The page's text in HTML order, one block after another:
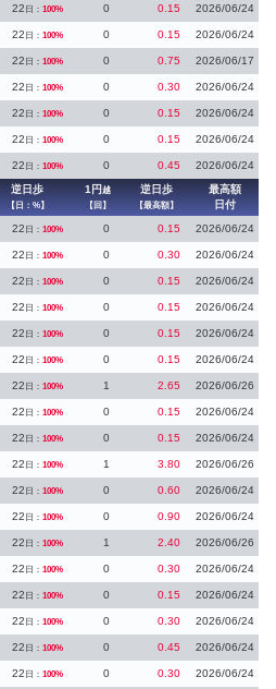
22 日： 100% 0 0.15 2026/06/24
22 日： 100% 0 0.15 2026/06/24
22 日： 100% 0 0.75 2026/06/17
22 日： 100% 0 0.30 2026/06/24
22 日： 100% 0 0.15 2026/06/24
22 日： 100% 0 0.15 2026/06/24
22 日： 100% 0 0.45 2026/06/24
逆日歩
【日：%】
1円 越
【回】
逆日歩
【最高額】
最高額
日付
22 日： 100% 0 0.15 2026/06/24
22 日： 100% 0 0.30 2026/06/24
22 日： 100% 0 0.15 2026/06/24
22 日： 100% 0 0.15 2026/06/24
22 日： 100% 0 0.15 2026/06/24
22 日： 100% 0 0.15 2026/06/24
22 日： 100% 1 2.65 2026/06/26
22 日： 100% 0 0.15 2026/06/24
22 日： 100% 0 0.15 2026/06/24
22 日： 100% 1 3.80 2026/06/26
22 日： 100% 0 0.60 2026/06/24
22 日： 100% 0 0.90 2026/06/24
22 日： 100% 1 2.40 2026/06/26
22 日： 100% 0 0.30 2026/06/24
22 日： 100% 0 0.15 2026/06/24
22 日： 100% 0 0.30 2026/06/24
22 日： 100% 0 0.45 2026/06/24
22 日： 100% 0 0.30 2026/06/24